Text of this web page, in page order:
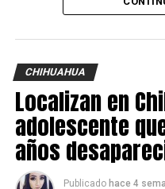
para procesar la
Durante las diligencias,
en el perímetro de la
videovigilancia, por lo que
revisadas para tratar de
personas que colocaron
madrugada.
CHIHUAHUA
Localizan en
adolescente
años
Publicado hace 4